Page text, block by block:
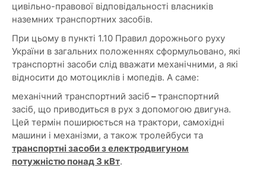
цивільно-правової відповідальності власників
наземних транспортних засобів.
При цьому в пункті 1.10 Правил дорожнього руху
України в загальних положеннях сформульовано, які
транспортні засоби слід вважати механічними, а які
відносити до мотоциклів і мопедів. А саме:
механічний транспортний засіб –транспортний
засіб, що приводиться в рух з допомогою двигуна.
Цей термін поширюється на трактори, самохідні
машини і механізми, а також тролейбуси та
транспортні засоби з електродвигуном
потужністю понад 3 кВт.